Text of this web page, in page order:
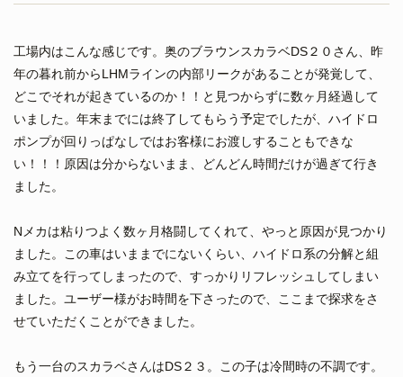
工場内はこんな感じです。奥のブラウンスカラベDS２０さん、昨
年の暮れ前からLHMラインの内部リークがあることが発覚して、
どこでそれが起きているのか！！と見つからずに数ヶ月経過して
いました。年末までには終了してもらう予定でしたが、ハイドロ
ポンプが回りっぱなしではお客様にお渡しすることもできな
い！！！原因は分からないまま、どんどん時間だけが過ぎて行き
ました。
Nメカは粘りつよく数ヶ月格闘してくれて、やっと原因が見つかり
ました。この車はいままでにないくらい、ハイドロ系の分解と組
み立てを行ってしまったので、すっかりリフレッシュしてしまい
ました。ユーザー様がお時間を下さったので、ここまで探求をさ
せていただくことができました。
もう一台のスカラベさんはDS２３。この子は冷間時の不調です。